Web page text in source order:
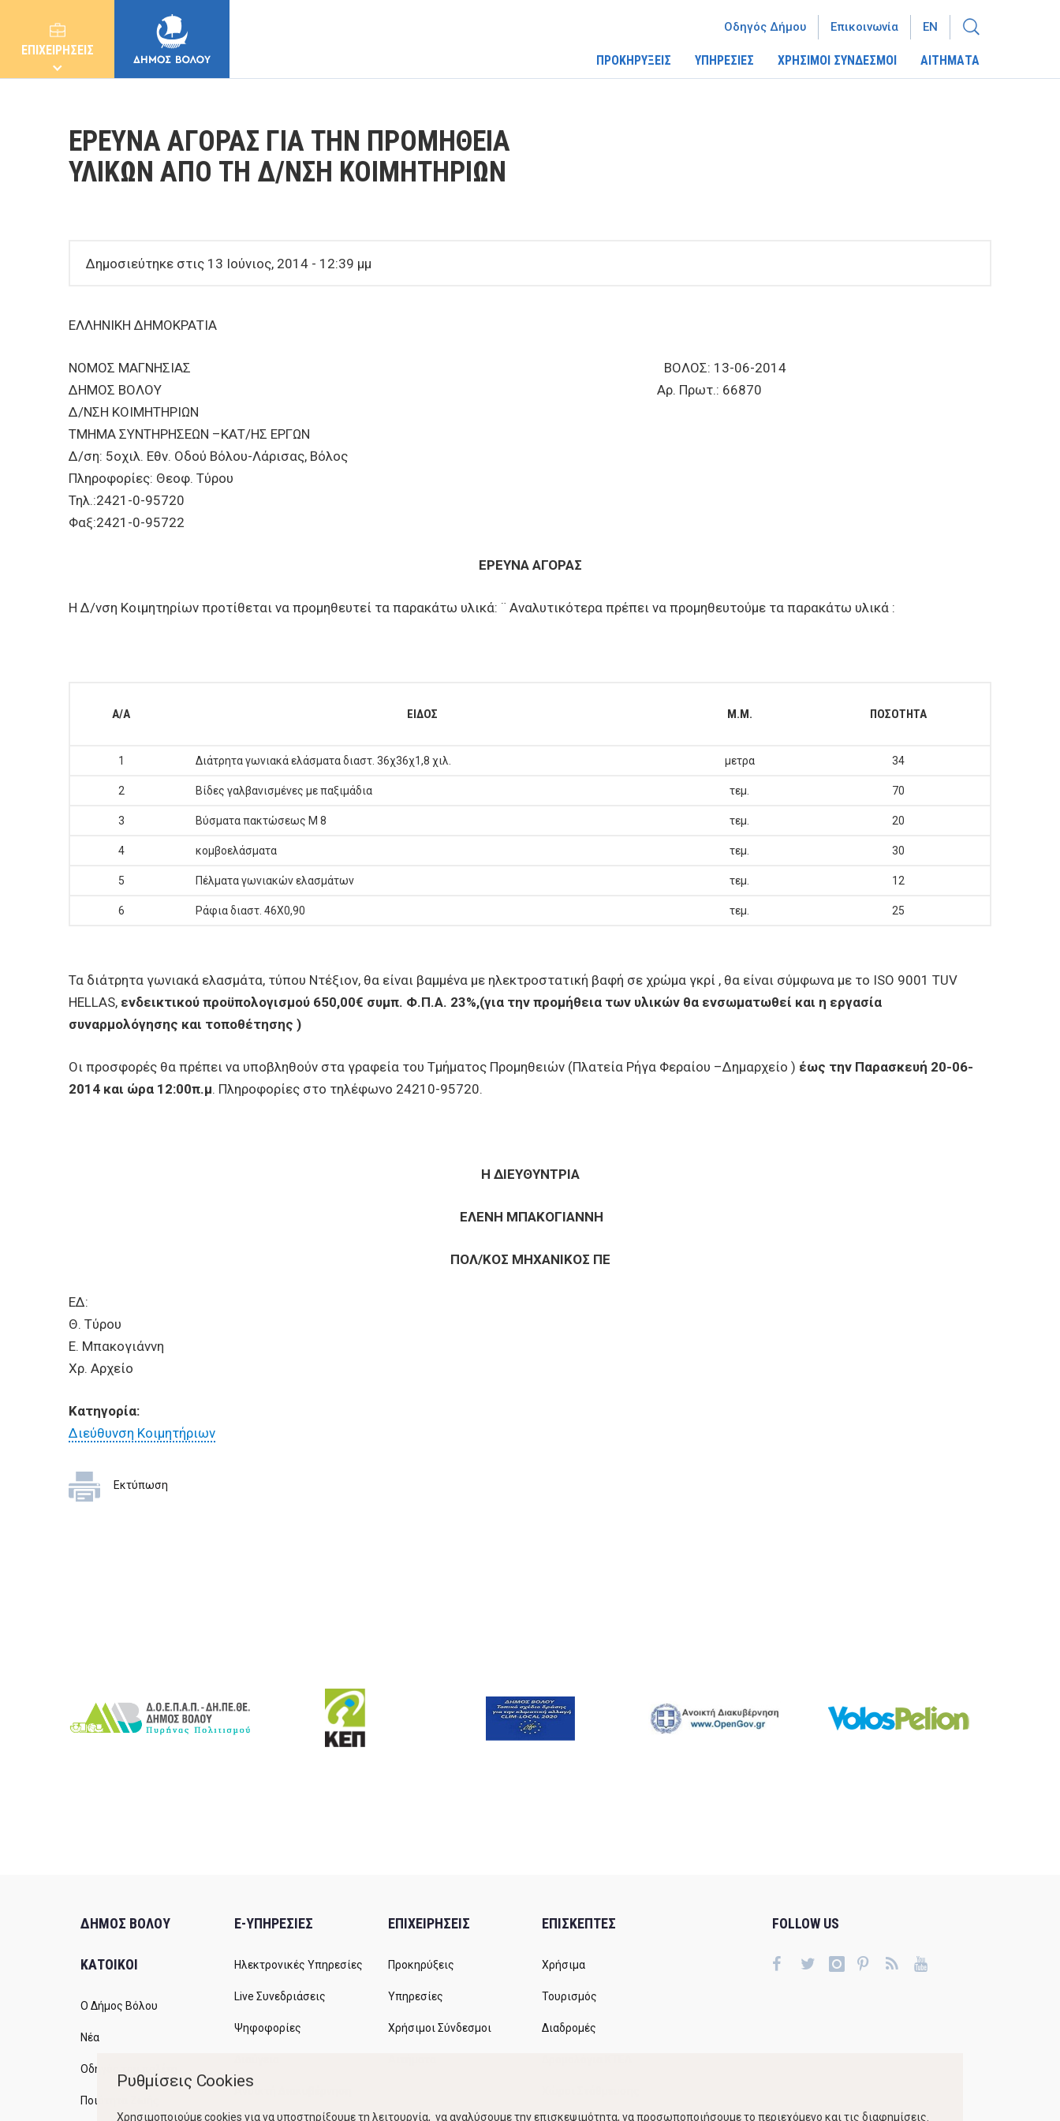
ΕΠΙΧΕΙΡΗΣΕΙΣ
ΕΠΙΣΚΕΠΤΕΣ
ΠΡΟΚΗΡΥΞΕΙΣ ΥΠΗΡΕΣΙΕΣ ΧΡΗΣΙΜΟΙ ΣΥΝΔΕΣΜΟΙ ΑΙΤΗΜΑΤΑ
Οδηγός Δήμου Επικοινωνία EN
ΕΡΕΥΝΑ ΑΓΟΡΑΣ ΓΙΑ ΤΗΝ ΠΡΟΜΗΘΕΙΑ
ΥΛΙΚΩΝ ΑΠΟ ΤΗ Δ/ΝΣΗ ΚΟΙΜΗΤΗΡΙΩΝ
Δημοσιεύτηκε στις 13 Ιούνιος, 2014 - 12:39 μμ
ΕΛΛΗΝΙΚΗ ΔΗΜΟΚΡΑΤΙΑ
ΝΟΜΟΣ ΜΑΓΝΗΣΙΑΣ ΒΟΛΟΣ: 13-06-2014
ΔΗΜΟΣ ΒΟΛΟΥ Αρ. Πρωτ.: 66870
Δ/ΝΣΗ ΚΟΙΜΗΤΗΡΙΩΝ
ΤΜΗΜΑ ΣΥΝΤΗΡΗΣΕΩΝ –ΚΑΤ/ΗΣ ΕΡΓΩΝ
Δ/ση: 5οχιλ. Εθν. Οδού Βόλου-Λάρισας, Βόλος
Πληροφορίες: Θεοφ. Τύρου
Τηλ.:2421-0-95720
Φαξ:2421-0-95722
ΕΡΕΥΝΑ ΑΓΟΡΑΣ
Η Δ/νση Κοιμητηρίων προτίθεται να προμηθευτεί τα παρακάτω υλικά: ¨ Αναλυτικότερα πρέπει να προμηθευτούμε τα παρακάτω υλικά :
Α/Α ΕΙΔΟΣ Μ.Μ. ΠΟΣΟΤΗΤΑ
1 Διάτρητα γωνιακά ελάσματα διαστ. 36χ36χ1,8 χιλ. μετρα 34
2 Βίδες γαλβανισμένες με παξιμάδια τεμ. 70
3 Βύσματα πακτώσεως Μ 8 τεμ. 20
4 κομβοελάσματα τεμ. 30
5 Πέλματα γωνιακών ελασμάτων τεμ. 12
6 Ράφια διαστ. 46Χ0,90 τεμ. 25
Τα διάτρητα γωνιακά ελασμάτα, τύπου Nτέξιον, θα είναι βαμμένα με ηλεκτροστατική βαφή σε χρώμα γκρί , θα είναι σύμφωνα με το ISO 9001 TUV
HELLAS, ενδεικτικού προϋπολογισμού 650,00€ συμπ. Φ.Π.Α. 23%,(για την προμήθεια των υλικών θα ενσωματωθεί και η εργασία
συναρμολόγησης και τοποθέτησης )
Οι προσφορές θα πρέπει να υποβληθούν στα γραφεία του Τμήματος Προμηθειών (Πλατεία Ρήγα Φεραίου –Δημαρχείο ) έως την Παρασκευή 20-06-
2014 και ώρα 12:00π.μ. Πληροφορίες στο τηλέφωνο 24210-95720.
Η ΔΙΕΥΘΥΝΤΡΙΑ
ΕΛΕΝΗ ΜΠΑΚΟΓΙΑΝΝΗ
ΠΟΛ/ΚΟΣ ΜΗΧΑΝΙΚΟΣ ΠΕ
ΕΔ:
Θ. Τύρου
Ε. Μπακογιάννη
Χρ. Αρχείο
Κατηγορία:
Διεύθυνση Κοιμητήριων
Εκτύπωση
ΔΗΜΟΣ ΒΟΛΟΥ
ΚΑΤΟΙΚΟΙ
Ο Δήμος Βόλου
Νέα
Οδηγός του πολίτη
Ποιότητα Ζωής
E-ΥΠΗΡΕΣΙΕΣ
Ηλεκτρονικές Υπηρεσίες
Live Συνεδριάσεις
Ψηφοφορίες
ΕΠΙΧΕΙΡΗΣΕΙΣ
Προκηρύξεις
Υπηρεσίες
Χρήσιμοι Σύνδεσμοι
ΕΠΙΣΚΕΠΤΕΣ
Χρήσιμα
Τουρισμός
Διαδρομές
FOLLOW US
Ρυθμίσεις Cookies
Χρησιμοποιούμε cookies για να υποστηρίξουμε τη λειτουργία, να αναλύσουμε την επισκεψιμότητα, να προσωποποιήσουμε το περιεχόμενο και τις διαφημίσεις.